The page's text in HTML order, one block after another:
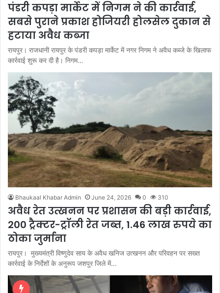
पंडरी कपड़ा मार्केट में निगम ने की कार्रवाई,
सबसे पुराने प्रकाश होजियरी होलसेल दुकान से
हटाया अवैध कब्जा
रायपुर। राजधानी रायपुर के पंडरी कपड़ा मार्केट में नगर निगम ने अवैध कब्जे के खिलाफ
कार्रवाई शुरू कर दी है। निगम…
Bhaukaal Khabar Admin June 24, 2026 0 310
अवैध रेत उत्खनन पर प्रशासन की बड़ी कार्रवाई,
200 ट्रैक्टर-ट्रॉली रेत जब्त, 1.46 लाख रुपये का
ठोका जुर्माना
रायपुर। मुख्यमंत्री विष्णुदेव साय के अवैध खनिज उत्खनन और परिवहन पर सख्त
कार्रवाई के निर्देशों के अनुरूप जशपुर जिले में…